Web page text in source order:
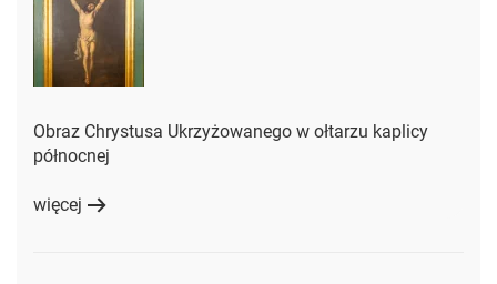
Obraz Chrystusa Ukrzyżowanego w ołtarzu kaplicy
północnej
więcej